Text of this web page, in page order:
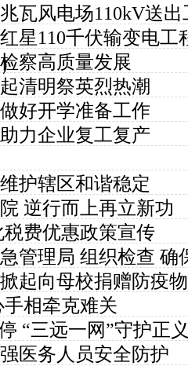
瓦风电场110kV送
星110千伏输变电工
察高质量发展
清明祭英烈热潮
好开学准备工作
力企业复工复产
护辖区和谐稳定
逆行而上再立新功
费优惠政策宣传
管理局 组织检查 确
起向母校捐赠防疫
相牵克难关
“三远一网”守护正
医务人员安全防护